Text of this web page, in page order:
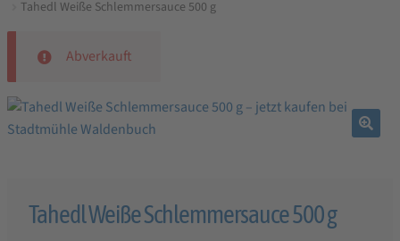
Tahedl Weiße Schlemmersauce 500 g
Abverkauft
Tahedl Weiße Schlemmersauce 500 g